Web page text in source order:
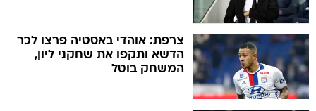
צרפת: אוהדי באסטיה פרצו לכר
הדשא ותקפו את שחקני ליון,
המשחק בוטל